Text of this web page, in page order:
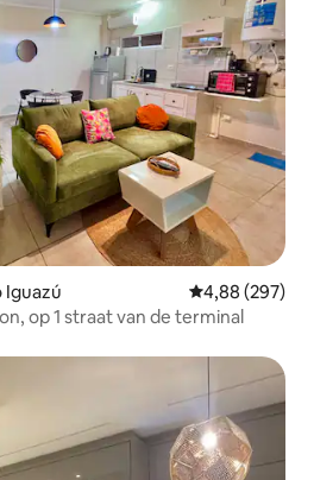
Gemiddelde
4,88 (297)
op 1 straat van de terminal